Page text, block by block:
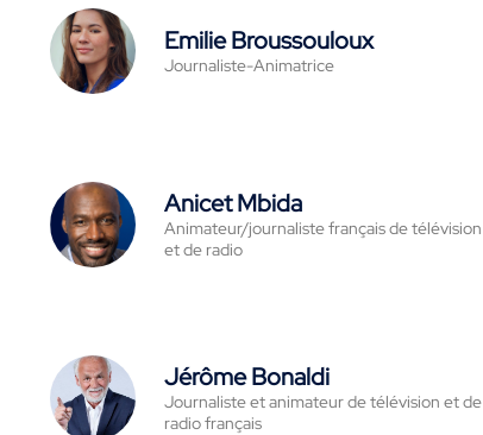
Emilie Broussouloux
Journaliste-Animatrice
Anicet Mbida
Animateur/journaliste français de télévision
et de radio
Jérôme Bonaldi
Journaliste et animateur de télévision et de
radio français